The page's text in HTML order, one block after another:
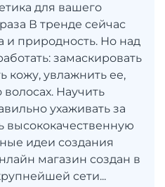
для вашего
В тренде сейчас
и природность. Но над
замаскировать
кожу, увлажнить ее,
волосах. Научить
ухаживать за
высококачественную
идеи создания
магазин создан в
сети...